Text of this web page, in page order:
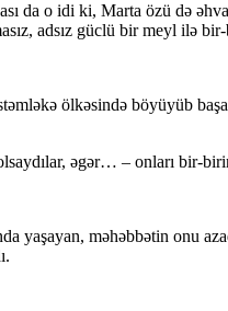
da o idi ki, Marta özü də
adsız güclü bir meyl ilə
ölkəsində böyüyüb
əgər… – onları bir-
yaşayan, məhəbbətin onu